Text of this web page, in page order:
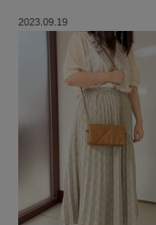
2023.09.19